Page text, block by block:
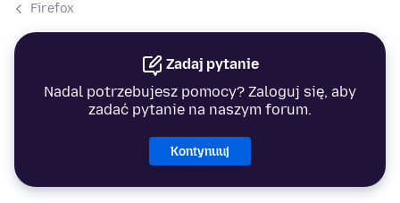
Firefox
Zadaj pytanie
Nadal potrzebujesz pomocy? Zaloguj się, aby
zadać pytanie na naszym forum.
Kontynuuj